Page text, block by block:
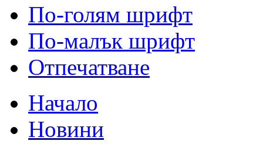
По-голям шрифт
По-малък шрифт
Отпечатване
Начало
Новини